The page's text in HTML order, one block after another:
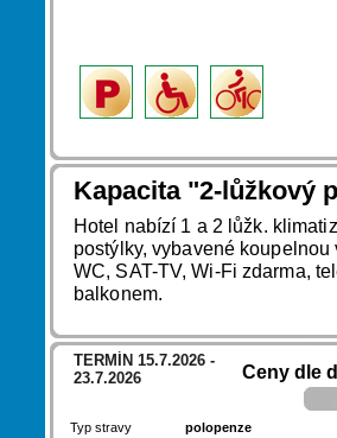
Kapacita "2-lůžkový
Hotel nabízí 1 a 2 lůžk.
postýlky, vybavené
WC, SAT-TV, Wi-Fi zdarma,
balkonem.
TERMÍN 15.7.2026 -
23.7.2026
Typ stravy
polopenze
Ceny dle